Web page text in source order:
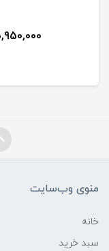
منوی وب‌سایت
خانه
سبد خرید